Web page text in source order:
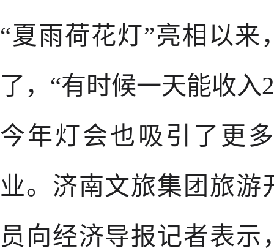
“夏雨荷花灯”亮相以
了，“有时候一天能收入
今年灯会也吸引了更
业。济南文旅集团旅
员向经济导报记者表